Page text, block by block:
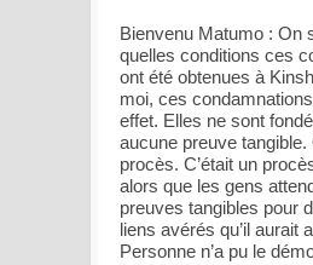
Bienvenu Matumo : On
quelles conditions ces
ont été obtenues à
moi, ces
effet. Elles ne sont
aucune preuve
procès. C’était un
alors que les gens
preuves tangibles pour
liens avérés qu’il aurait
Personne n’a pu le